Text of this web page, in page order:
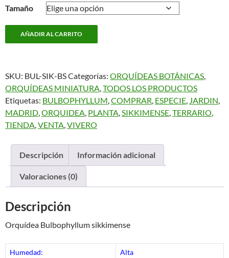
Tamaño
Bulbophyllum
sikkimense
AÑADIR AL CARRITO
SKU: BUL-SIK-BSCategorías: ORQUÍDEAS BOTÁNICAS
ORQUÍDEAS MINIATURA TODOS LOS PRODUCTOS
Etiquetas: BULBOPHYLLUM COMPRAR ESPECIE JARDIN
MADRID ORQUIDEA PLANTA SIKKIMENSE TERRARIO
TIENDA VENTA VIVERO
Descripción Información adicional
Valoraciones (0)
Descripción
Orquídea Bulbophyllum sikkimense
Humedad: Alta